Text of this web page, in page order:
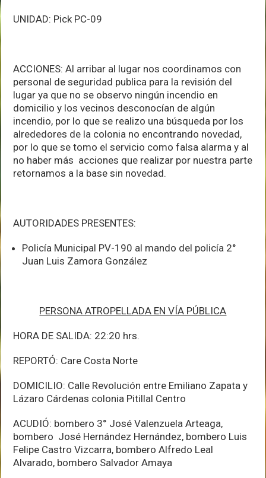
UNIDAD: Pick PC-09
ACCIONES: Al arribar al lugar nos coordinamos con
personal de seguridad publica para la revisión del
lugar ya que no se observo ningún incendio en
domicilio y los vecinos desconocían de algún
incendio, por lo que se realizo una búsqueda por los
alrededores de la colonia no encontrando novedad,
por lo que se tomo el servicio como falsa alarma y al
no haber más acciones que realizar por nuestra parte
retornamos a la base sin novedad.
AUTORIDADES PRESENTES:
Policía Municipal PV-190 al mando del policía 2°
Juan Luis Zamora González
PERSONA ATROPELLADA EN VÍA PÚBLICA
HORA DE SALIDA: 22:20 hrs.
REPORTÓ: Care Costa Norte
DOMICILIO: Calle Revolución entre Emiliano Zapata y
Lázaro Cárdenas colonia Pitillal Centro
ACUDIÓ: bombero 3° José Valenzuela Arteaga,
bombero José Hernández Hernández, bombero Luis
Felipe Castro Vizcarra, bombero Alfredo Leal
Alvarado, bombero Salvador Amaya